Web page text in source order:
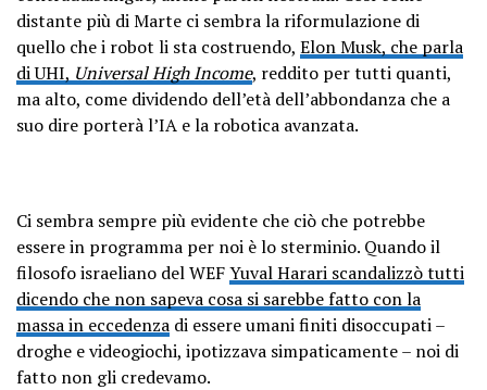
distante più di Marte ci sembra la riformulazione di
quello che i robot li sta costruendo, Elon Musk, che parla
di UHI, Universal High Income, reddito per tutti quanti,
ma alto, come dividendo dell’età dell’abbondanza che a
suo dire porterà l’IA e la robotica avanzata.
Ci sembra sempre più evidente che ciò che potrebbe
essere in programma per noi è lo sterminio. Quando il
filosofo israeliano del WEFYuval Harari scandalizzò tutti
dicendo che non sapeva cosa si sarebbe fatto con la
massa in eccedenza di essere umani finiti disoccupati –
droghe e videogiochi, ipotizzava simpaticamente – noi di
fatto non gli credevamo.